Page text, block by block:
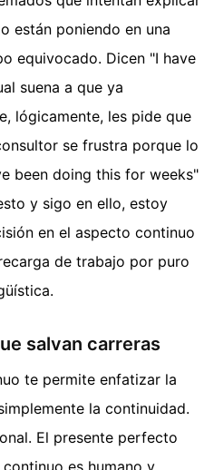
están poniendo en una
equivocado. Dicen "I have
suena a que ya
lógicamente, les pide que
se frustra porque lo
been doing this for weeks"
y sigo en ello, estoy
en el aspecto continuo
de trabajo por puro
salvan carreras
te permite enfatizar la
la continuidad.
El presente perfecto